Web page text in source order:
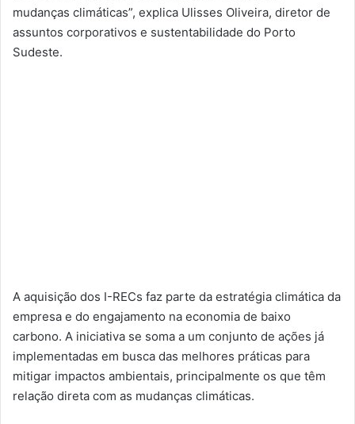
mudanças climáticas”, explica Ulisses Oliveira, diretor de
assuntos corporativos e sustentabilidade do Porto
Sudeste.
A aquisição dos I-RECs faz parte da estratégia climática da
empresa e do engajamento na economia de baixo
carbono. A iniciativa se soma a um conjunto de ações já
implementadas em busca das melhores práticas para
mitigar impactos ambientais, principalmente os que têm
relação direta com as mudanças climáticas.